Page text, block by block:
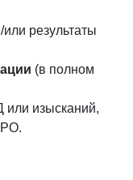
или результаты
(в полном
или изысканий,